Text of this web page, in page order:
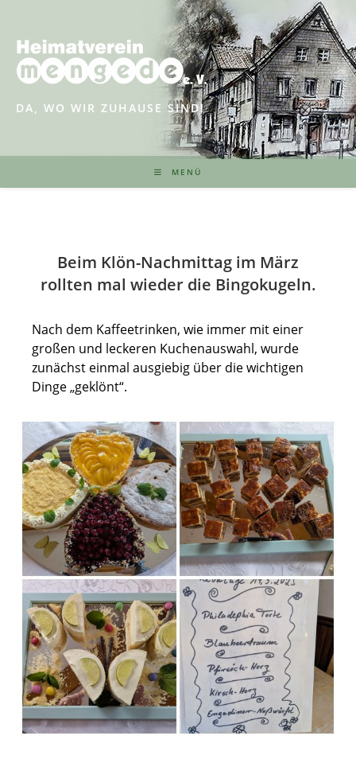
springen
DA, WO WIR ZUHAUSE SIND!
MENÜ
Beim Klön-Nachmittag im März
rollten mal wieder die Bingokugeln.
Nach dem Kaffeetrinken, wie immer mit einer
großen und leckeren Kuchenauswahl, wurde
zunächst einmal ausgiebig über die wichtigen
Dinge „geklönt“.